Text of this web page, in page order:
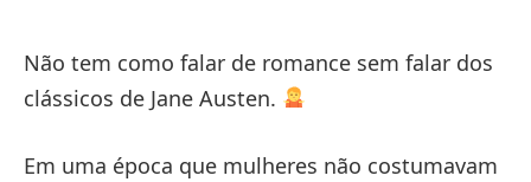
Não tem como falar de romance sem falar dos
clássicos de Jane Austen.
Em uma época que mulheres não costumavam